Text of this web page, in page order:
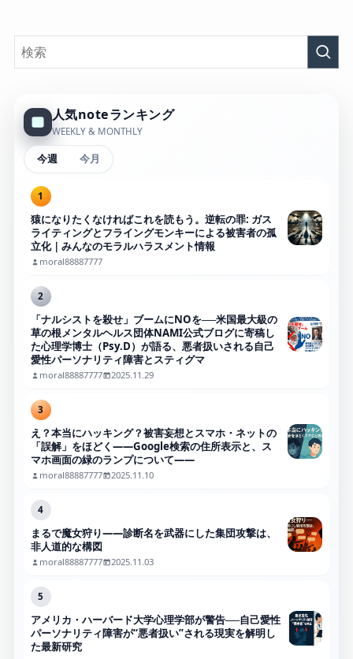
人気noteランキング
WEEKLY & MONTHLY
今週 今月
1
猿になりたくなければこれを読もう。逆転の罪: ガス
ライティングとフライングモンキーによる被害者の孤
立化｜みんなのモラルハラスメント情報
moral88887777
2
「ナルシストを殺せ」ブームにNOを──米国最大級の
草の根メンタルヘルス団体NAMI公式ブログに寄稿し
た心理学博士（Psy.D）が語る、悪者扱いされる自己
愛性パーソナリティ障害とスティグマ
moral88887777 2025.11.29
3
え？本当にハッキング？被害妄想とスマホ・ネットの
「誤解」をほどく――Google検索の住所表示と、ス
マホ画面の緑のランプについて――
moral88887777 2025.11.10
4
まるで魔女狩り——診断名を武器にした集団攻撃は、
非人道的な構図
moral88887777 2025.11.03
5
アメリカ・ハーバード大学心理学部が警告──自己愛性
パーソナリティ障害が“悪者扱い”される現実を解明し
た最新研究